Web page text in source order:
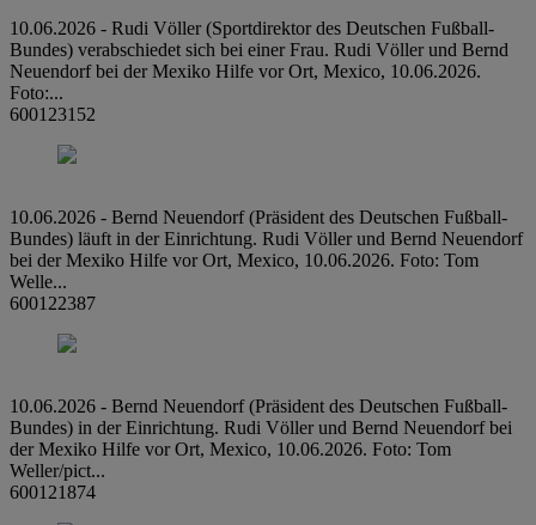
10.06.2026 - Rudi Völler (Sportdirektor des Deutschen Fußball-
Bundes) verabschiedet sich bei einer Frau. Rudi Völler und Bernd
Neuendorf bei der Mexiko Hilfe vor Ort, Mexico, 10.06.2026.
Foto:...
600123152
10.06.2026 - Bernd Neuendorf (Präsident des Deutschen Fußball-
Bundes) läuft in der Einrichtung. Rudi Völler und Bernd Neuendorf
bei der Mexiko Hilfe vor Ort, Mexico, 10.06.2026. Foto: Tom
Welle...
600122387
10.06.2026 - Bernd Neuendorf (Präsident des Deutschen Fußball-
Bundes) in der Einrichtung. Rudi Völler und Bernd Neuendorf bei
der Mexiko Hilfe vor Ort, Mexico, 10.06.2026. Foto: Tom
Weller/pict...
600121874